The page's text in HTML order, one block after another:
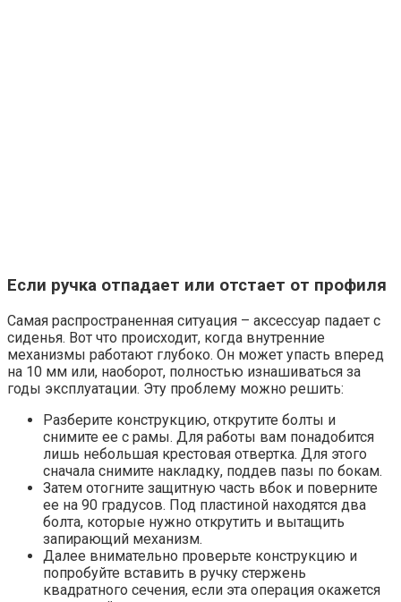
Если ручка отпадает или отстает от профиля
Самая распространенная ситуация – аксессуар падает с
сиденья. Вот что происходит, когда внутренние
механизмы работают глубоко. Он может упасть вперед
на 10 мм или, наоборот, полностью изнашиваться за
годы эксплуатации. Эту проблему можно решить:
Разберите конструкцию, открутите болты и
снимите ее с рамы. Для работы вам понадобится
лишь небольшая крестовая отвертка. Для этого
сначала снимите накладку, поддев пазы по бокам.
Затем отогните защитную часть вбок и поверните
ее на 90 градусов. Под пластиной находятся два
болта, которые нужно открутить и вытащить
запирающий механизм.
Далее внимательно проверьте конструкцию и
попробуйте вставить в ручку стержень
квадратного сечения, если эта операция окажется